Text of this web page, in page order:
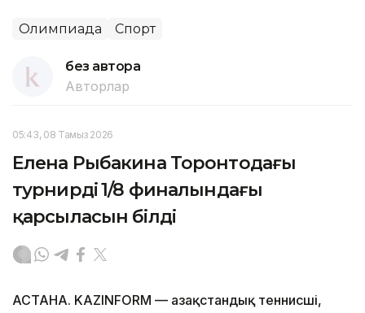
Олимпиада Спорт
без автора
Авторлар
05:43, 08 Тамыз 2026
Елена Рыбакина Торонтодағы
турнирдің 1/8 финалындағы
қарсыласын білді
АСТАНА. KAZINFORM — Қазақстандық теннисші,